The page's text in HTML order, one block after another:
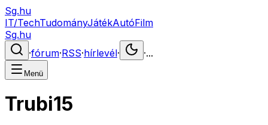
Sg.hu
IT/TechTudományJátékAutóFilm
Sg.hu
·fórum·RSS·hírlevél· ·...
Menü
Trubi15